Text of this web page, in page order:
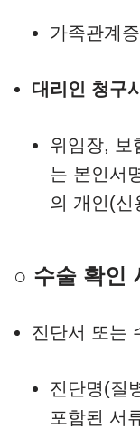
가족관계
대리인 청구시
위임장, 보
는 본인서
의 개인(신
○ 수술 확인
진단서 또는
진단명(질
포함된 서